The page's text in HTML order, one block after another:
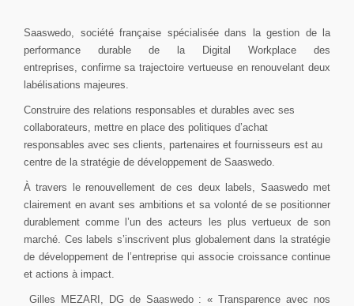
Saaswedo, société française spécialisée dans la gestion de la
performance durable de la Digital Workplace des
entreprises, confirme sa trajectoire vertueuse en renouvelant deux
labélisations majeures.
Construire des relations responsables et durables avec ses
collaborateurs, mettre en place des politiques d’achat
responsables avec ses clients, partenaires et fournisseurs est au
centre de la stratégie de développement de Saaswedo.
À travers le renouvellement de ces deux labels, Saaswedo met
clairement en avant ses ambitions et sa volonté de se positionner
durablement comme l’un des acteurs les plus vertueux de son
marché. Ces labels s’inscrivent plus globalement dans la stratégie
de développement de l’entreprise qui associe croissance continue
et actions à impact.
Gilles MEZARI, DG de Saaswedo : « Transparence avec nos